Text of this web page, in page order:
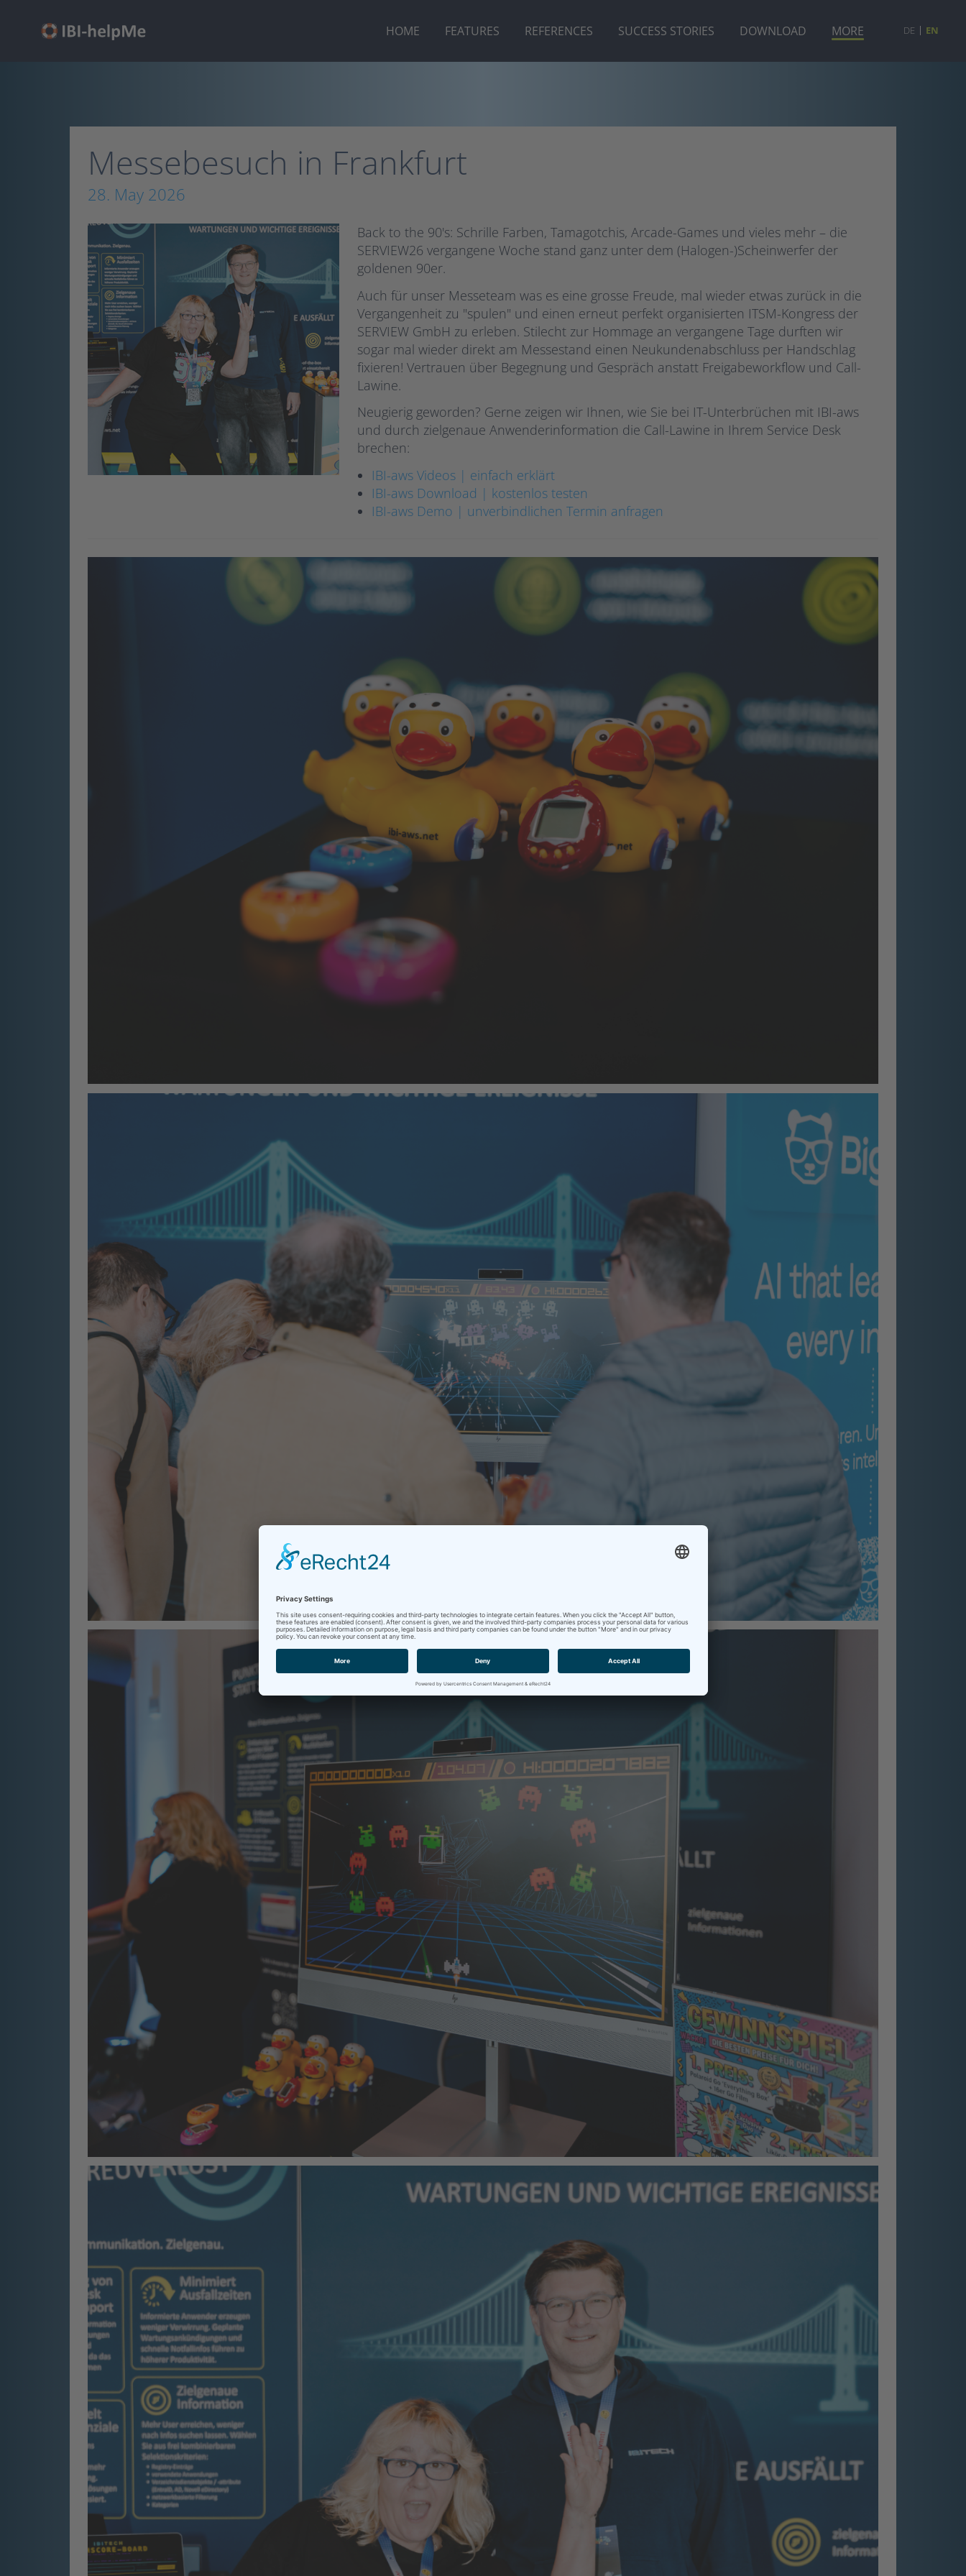
HOME FEATURES REFERENCES SUCCESS STORIES DOWNLOAD MORE DE EN
Messebesuch in Frankfurt
28. May 2026
Back to the 90's: Schrille Farben, Tamagotchis, Arcade-Games und vieles mehr – die
SERVIEW26 vergangene Woche stand ganz unter dem (Halogen-)Scheinwerfer der
goldenen 90er.
Auch für unser Messeteam was es eine grosse Freude, mal wieder etwas zurück in die
Vergangenheit zu "spulen" und einen erneut perfekt organisierten ITSM-Kongress der
SERVIEW GmbH zu erleben. Stilecht zur Hommage an vergangene Tage durften wir
sogar mal wieder direkt am Messestand einen Neukundenabschluss per Handschlag
fixieren! Vertrauen über Begegnung und Gespräch anstatt Freigabeworkflow und Call-
Lawine.
Neugierig geworden? Gerne zeigen wir Ihnen, wie Sie bei IT-Unterbrüchen mit IBI-aws
und durch zielgenaue Anwenderinformation die Call-Lawine in Ihrem Service Desk
brechen:
IBI-aws Videos | einfach erklärt
IBI-aws Download | kostenlos testen
IBI-aws Demo | unverbindlichen Termin anfragen